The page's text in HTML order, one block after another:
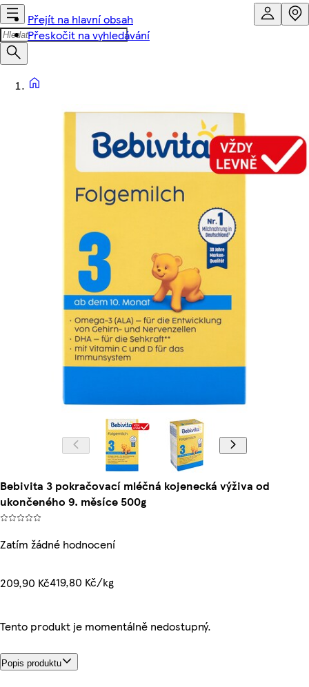
Přejít na hlavní obsah
Přeskočit na vyhledávání
Bebivita 3 pokračovací mléčná kojenecká výživa od
ukončeného 9. měsíce 500g
Zatím žádné hodnocení
209,90 Kč419,80 Kč/kg
Tento produkt je momentálně nedostupný.
Popis produktu